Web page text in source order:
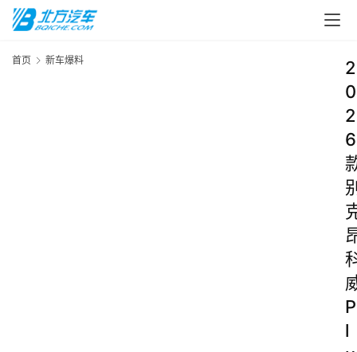
首页 新车爆料
2
0
2
6
P
l